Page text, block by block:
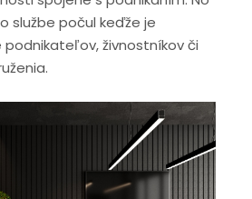
službe počul keďže je
podnikateľov, živnostníkov či